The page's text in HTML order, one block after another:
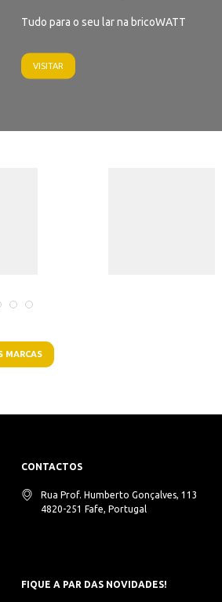
Tudo para o seu lar na bricoWATT
VISITAR
MARCAS
CONTACTOS
Rua Prof. Humberto Gonçalves, 113
4820-251 Fafe, Portugal
FIQUE A PAR DAS NOVIDADES!